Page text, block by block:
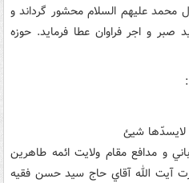
محمد عليهم السلام محشور گرداند و
صبر و اجر فراوان عطا فرمايد. حوزه
لايسد‌ّها شيئ
و مدافع مقام ولايت ائمه طاهرين
آيت الله آقاي حاج سيد حسن فقيه